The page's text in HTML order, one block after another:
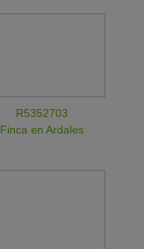
R5352703
Finca en Ardales